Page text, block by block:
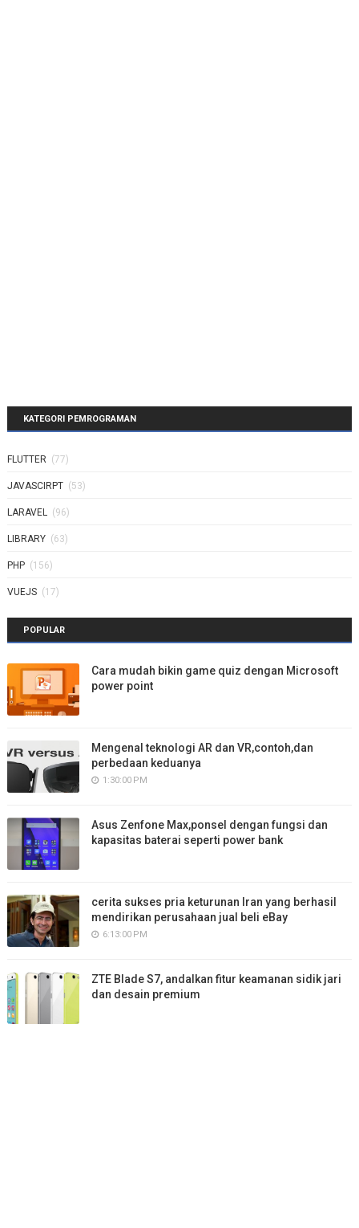
KATEGORI PEMROGRAMAN
FLUTTER (77)
JAVASCIRPT (53)
LARAVEL (96)
LIBRARY (63)
PHP (156)
VUEJS (17)
POPULAR
Cara mudah bikin game quiz dengan Microsoft
power point
Mengenal teknologi AR dan VR,contoh,dan
perbedaan keduanya
1:30:00 PM
Asus Zenfone Max,ponsel dengan fungsi dan
kapasitas baterai seperti power bank
cerita sukses pria keturunan Iran yang berhasil
mendirikan perusahaan jual beli eBay
6:13:00 PM
ZTE Blade S7, andalkan fitur keamanan sidik jari
dan desain premium